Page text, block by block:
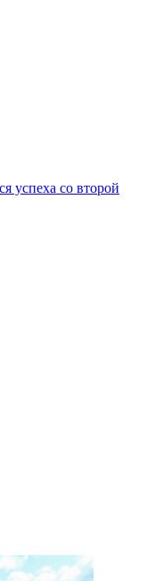
успеха со второй